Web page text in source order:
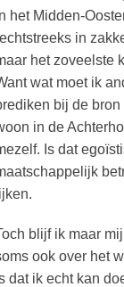
het Midden-
in
het zoveelste
wat moet ik
bij de
in de
Is dat
lijken.
blijf ik maar
ook over het
dat ik echt kan